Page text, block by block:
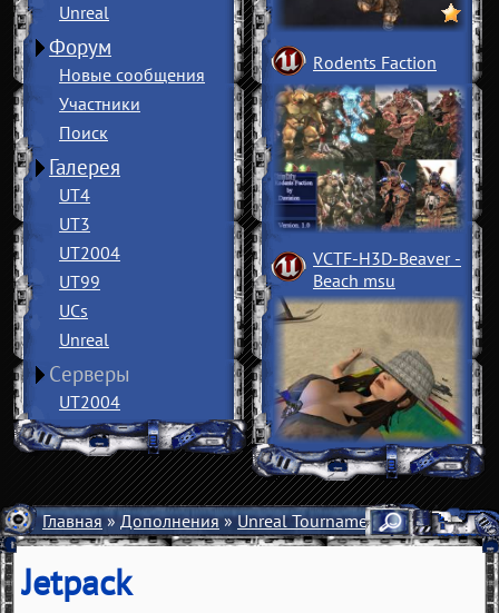
Unreal
Форум
Новые сообщения
Участники
Поиск
Галерея
UT4
UT3
UT2004
UT99
UCs
Unreal
Серверы
UT2004
Rodents Faction
VCTF-H3D-Beaver ­
Beach msu
Главная»Дополнения»Unreal Tournament 3»Мутаторы
Jetpack